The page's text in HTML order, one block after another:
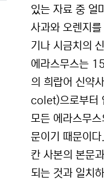
있는 자료 중 얼
사과와 오렌지
기나 시금치의
에라스무스는
의 희랍어 신약
colet)으로부터
모든 에라스무
문이기 때문이
칸 사본의 본문
되는 것과 일치